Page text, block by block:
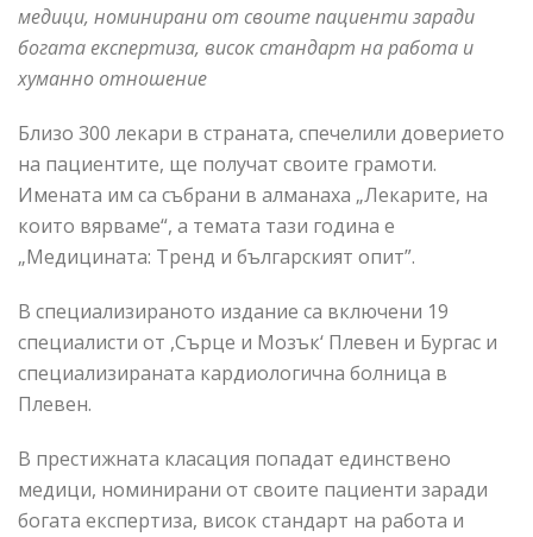
медици, номинирани от своите пациенти заради
богата експертиза, висок стандарт на работа и
хуманно отношение
Близо 300 лекари в страната, спечелили доверието
на пациентите, ще получат своите грамоти.
Имената им са събрани в алманаха „Лекарите, на
които вярваме“, а темата тази година е
„Медицината: Тренд и българският опит”.
В специализираното издание са включени 19
специалисти от ,Сърце и Мозък‘ Плевен и Бургас и
специализираната кардиологична болница в
Плевен.
В престижната класация попадат единствено
медици, номинирани от своите пациенти заради
богата експертиза, висок стандарт на работа и